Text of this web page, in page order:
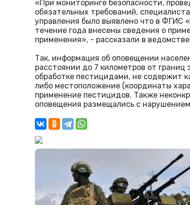
«При мониторинге безопасности,
обязательных требований,
управления было выявлено что в
течение года внесены сведения о
применения», - рассказали в
Так, информация об оповещении
расстоянии до 7 километров от границ
обработке пестицидами, не содержит
либо местоположение (координаты
применение пестицидов. Также
оповещения размещались с